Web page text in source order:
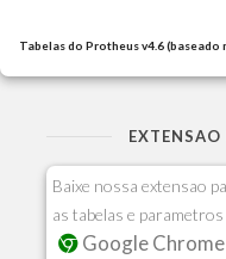
Tabelas do Protheus v4.6
EXTENSAO
Baixe nossa extensao
as tabelas e
Google Chrome